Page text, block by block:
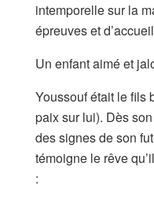
intemporelle sur la
épreuves et
Un enfant aimé et
Youssouf était le fils
paix sur lui). Dès
des signes de son
témoigne le rêve
: